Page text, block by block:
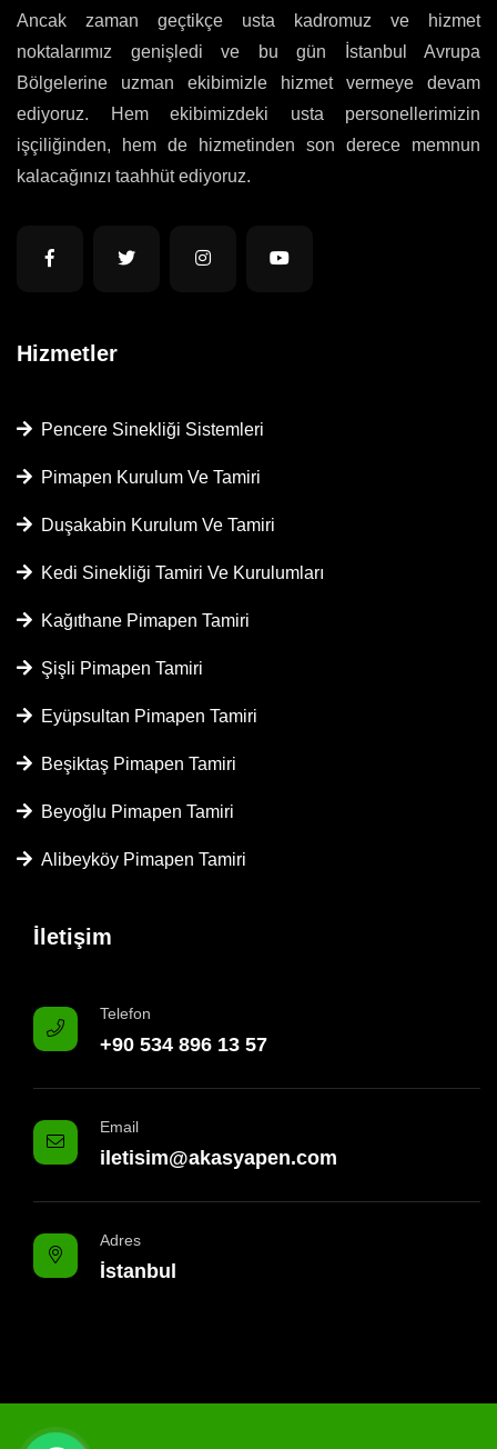
Ancak zaman geçtikçe usta kadromuz ve hizmet
noktalarımız genişledi ve bu gün İstanbul Avrupa
Bölgelerine uzman ekibimizle hizmet vermeye devam
ediyoruz. Hem ekibimizdeki usta personellerimizin
işçiliğinden, hem de hizmetinden son derece memnun
kalacağınızı taahhüt ediyoruz.
Hizmetler
Pencere Sinekliği Sistemleri
Pimapen Kurulum Ve Tamiri
Duşakabin Kurulum Ve Tamiri
Kedi Sinekliği Tamiri Ve Kurulumları
Kağıthane Pimapen Tamiri
Şişli Pimapen Tamiri
Eyüpsultan Pimapen Tamiri
Beşiktaş Pimapen Tamiri
Beyoğlu Pimapen Tamiri
Alibeyköy Pimapen Tamiri
İletişim
Telefon
+90 534 896 13 57
Email
iletisim@akasyapen.com
Adres
İstanbul